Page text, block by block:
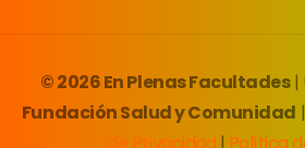
© 2026 En Plenas Facultades|
Fundación Salud y Comunidad |
de Privacidad | Política